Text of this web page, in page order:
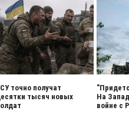
точно получат
тысяч новых
На
войне с